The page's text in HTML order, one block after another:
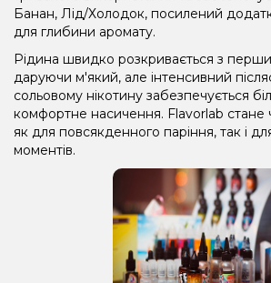
Банан, Лід/Холодок, посилений
для глибини аромату.
Рідина швидко розкривається з
даруючи м'який, але інтенсивний
сольовому нікотину забезпечується
комфортне насичення. Flavorlab
як для повсякденного паріння, так і
моментів.